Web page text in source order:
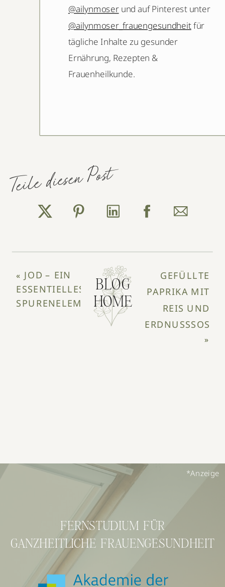
@ailynmoserund auf Pinterest unter
@ailynmoser_frauengesundheitfür
tägliche Inhalte zu gesunder
Ernährung, Rezepten &
Frauenheilkunde.
Teile diesen Post
BLOG
HOME
« JOD – EIN
ESSENTIELLES
SPURENELEMENT
GEFÜLLTE
PAPRIKA MIT
REIS UND
ERDNUSSSOSSE
»
FERNSTUDIUM FÜR
GANZHEITLICHE FRAUENGESUNDHEIT
*Anzeige